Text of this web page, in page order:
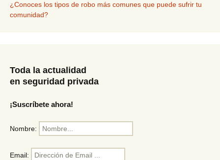
¿Conoces los tipos de robo más comunes que puede sufrir tu
comunidad?
Toda la actualidad
en seguridad privada
¡Suscríbete ahora!
Nombre:
Email: